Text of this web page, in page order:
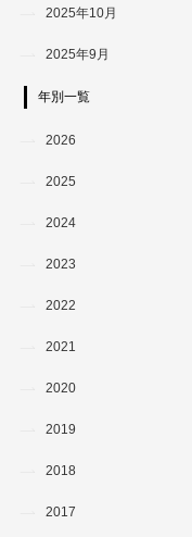
2025年10月
2025年9月
年別一覧
2026
2025
2024
2023
2022
2021
2020
2019
2018
2017